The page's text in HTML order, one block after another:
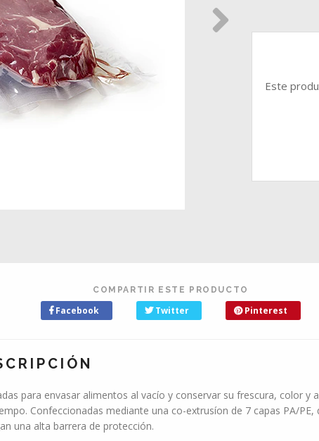
Este
COMPARTIR ESTE PRODUCTO
Facebook Twitter Pinterest
para envasar alimentos al vacío y conservar su frescura, color y
Confeccionadas mediante una co-extrusíon de 7 capas PA/PE,
una alta barrera de protección.